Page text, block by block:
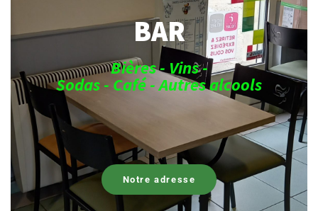
BAR
Bières - Vins -
Sodas - Café - Autres alcools
Notre adresse